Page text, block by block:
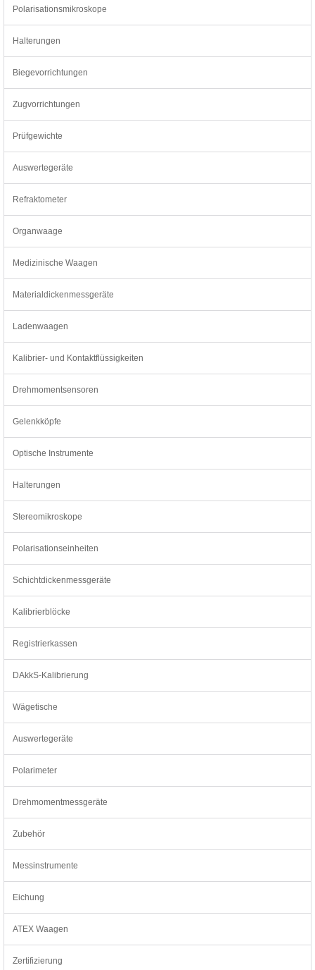
Polarisationsmikroskope
Halterungen
Biegevorrichtungen
Zugvorrichtungen
Prüfgewichte
Auswertegeräte
Refraktometer
Organwaage
Medizinische Waagen
Materialdickenmessgeräte
Ladenwaagen
Kalibrier- und Kontaktflüssigkeiten
Drehmomentsensoren
Gelenkköpfe
Optische Instrumente
Halterungen
Stereomikroskope
Polarisationseinheiten
Schichtdickenmessgeräte
Kalibrierblöcke
Registrierkassen
DAkkS-Kalibrierung
Wägetische
Auswertegeräte
Polarimeter
Drehmomentmessgeräte
Zubehör
Messinstrumente
Eichung
ATEX Waagen
Zertifizierung